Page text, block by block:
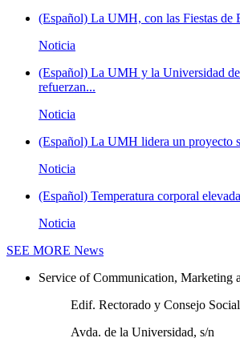
(Español) La UMH, con las Fiestas de
Noticia
(Español) La UMH y la Universidad
refuerzan...
Noticia
(Español) La UMH lidera un proyecto
Noticia
(Español) Temperatura corporal
Noticia
SEE MORE News
Service of Communication, Marketing
Edif. Rectorado y Consejo Social
Avda. de la Universidad, s/n